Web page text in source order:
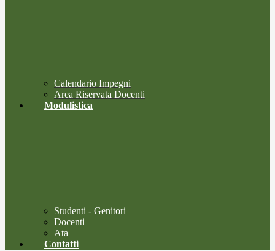
Calendario Impegni
Area Riservata Docenti
Modulistica
Studenti - Genitori
Docenti
Ata
Contatti